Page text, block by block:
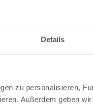
Details
zu personalisieren,
Außerdem geben